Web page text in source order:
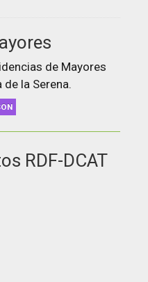
de Mayores
la Serena.
RDF-DCAT